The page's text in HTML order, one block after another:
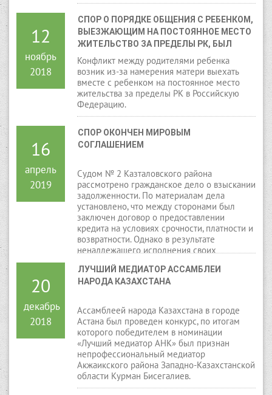
12
ноябрь
2018
СПОР О ПОРЯДКЕ ОБЩЕНИЯ С РЕБЕНКОМ,
ВЫЕЗЖАЮЩИМ НА ПОСТОЯННОЕ МЕСТО
ЖИТЕЛЬСТВО ЗА ПРЕДЕЛЫ РК, БЫЛ
РАЗРЕШЕН В ПОРЯДКЕ МЕДИАЦИИ
Конфликт между родителями ребенка
возник из-за намерения матери выехать
вместе с ребенком на постоянное место
жительства за пределы РК в Российскую
Федерацию.
16
апрель
2019
СПОР ОКОНЧЕН МИРОВЫМ
СОГЛАШЕНИЕМ
Судом № 2 Казталовского района
рассмотрено гражданское дело о взыскании
задолженности. По материалам дела
установлено, что между сторонами был
заключен договор о предоставлении
кредита на условиях срочности, платности и
возвратности. Однако в результате
ненадлежащего исполнения своих
задолженность в сумме 232 111 тенге.
Истец просил взыскать с ответчика данную
20
декабрь
2018
ЛУЧШИЙ МЕДИАТОР АССАМБЛЕИ
НАРОДА КАЗАХСТАНА
Ассамблеей народа Казахстана в городе
Астана был проведен конкурс, по итогам
которого победителем в номинации
«Лучший медиатор АНК» был признан
непрофессиональный медиатор
Акжаикского района Западно-Казахстанской
области Курман Бисегалиев.